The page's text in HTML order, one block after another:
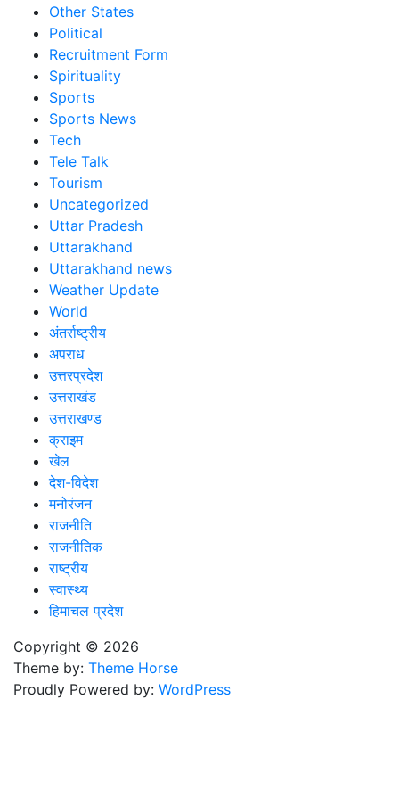
Other States
Political
Recruitment Form
Spirituality
Sports
Sports News
Tech
Tele Talk
Tourism
Uncategorized
Uttar Pradesh
Uttarakhand
Uttarakhand news
Weather Update
World
अंतर्राष्ट्रीय
अपराध
उत्तरप्रदेश
उत्तराखंड
उत्तराखण्ड
क्राइम
खेल
देश-विदेश
मनोरंजन
राजनीति
राजनीतिक
राष्ट्रीय
स्वास्थ्य
हिमाचल प्रदेश
Copyright © 2026
Theme by: Theme Horse
Proudly Powered by: WordPress